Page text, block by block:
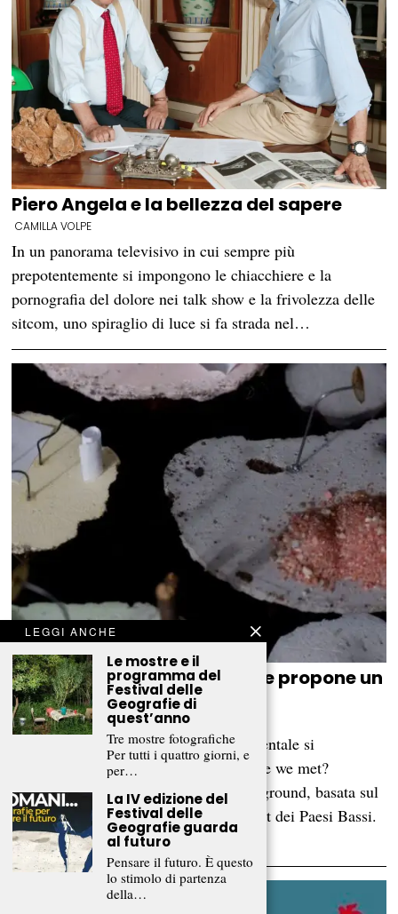
Piero Angela e la bellezza del sapere
CAMILLA VOLPE
In un panorama televisivo in cui sempre più
prepotentemente si impongono le chiacchiere e la
pornografia del dolore nei talk show e la frivolezza delle
sitcom, uno spiraglio di luce si fa strada nel…
Have we met?, la mostra che propone un
nuovo modello ecologico
CHRISTIAN MONTEDORO E FLORIANA BRIA
Antispecismo e sensibilizzazione ambientale si
incontrano all’interno della mostra Have we met?
Humans and non-humans on common ground, basata sul
progetto Zoöp dell’Het Nieuwe Instituut dei Paesi Bassi.
Aperta al pubblico lo…
LEGGI ANCHE
Le mostre e il
programma del
Festival delle
Geografie di
quest’anno
Tre mostre fotografiche
Per tutti i quattro giorni, e
per…
La IV edizione del
Festival delle
Geografie guarda
al futuro
Pensare il futuro. È questo
lo stimolo di partenza
della…